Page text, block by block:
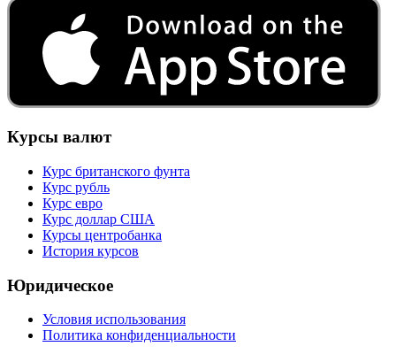
Курсы валют
Курс британского фунта
Курс рубль
Курс евро
Курс доллар США
Курсы центробанка
История курсов
Юридическое
Условия использования
Политика конфиденциальности